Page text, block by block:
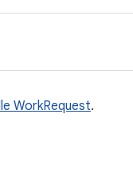
WorkRequest.